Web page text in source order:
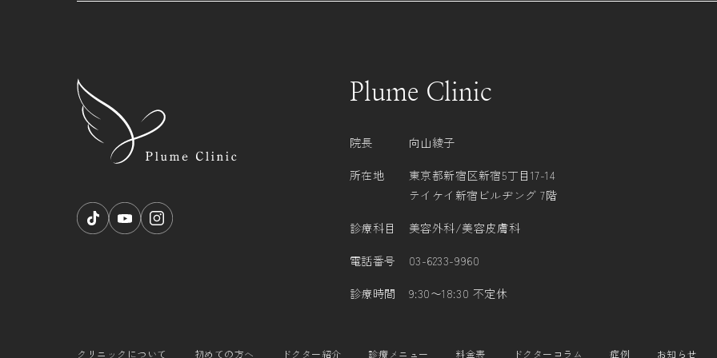
Plume Clinic
院長 向山綾子
所在地
東京都新宿区新宿5丁目17-14
テイケイ新宿ビルヂング 7階
診療科目 美容外科/美容皮膚科
電話番号 03-6233-9960
診療時間 9:30〜18:30 不定休
クリニックについて 初めての方へ ドクター紹介 診療メニュー 料金表 ドクターコラム 症例 お知らせ